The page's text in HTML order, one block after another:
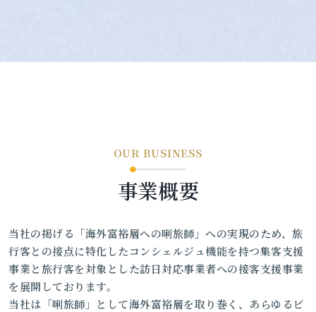
OUR BUSINESS
事業概要
当社の掲げる「海外富裕層への唎旅師」への実現のため、旅
行客との接点に特化したコンシェルジュ機能を持つ集客支援
事業と旅行客を対象とした訪日対応事業者への接客支援事業
を展開しております。
当社は「唎旅師」として海外富裕層を取り巻く、あらゆるビ